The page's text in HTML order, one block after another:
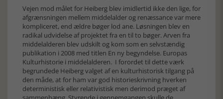
Vejen mod målet for Heiberg blev imidlertid ikke den lige, for
afgrænsningen mellem middelalder og renæssance var mere
kompliceret, end ældre bøger lod ane. Løsningen blev en
radikal udvidelse af projektet fra en til to bøger. Arven fra
middelalderen blev udskilt og kom som en selvstændig
publikation i 2008 med titlen En ny begyndelse. Europas
Kulturhistorie i middelalderen. I forordet til dette værk
begrundede Heiberg valget af en kulturhistorisk tilgang på
den måde, at for ham var god historieskrivning hverken
deterministisk eller relativistisk men derimod præget af